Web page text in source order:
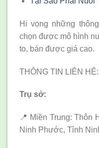
Hi vọng những
chọn được mô hình
to, bán được giá cao.
THÔNG TIN LIÊN HỆ:
Trụ sở:
📍 Miền Trung: Thôn
Ninh Phước, Tỉnh